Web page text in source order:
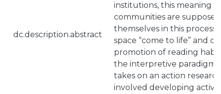
dc.description.abstract
institutions, this meaning
communities are
themselves in this process,
space “come to life” and
promotion of reading
the interpretive paradigm,
takes on an action
involved developing